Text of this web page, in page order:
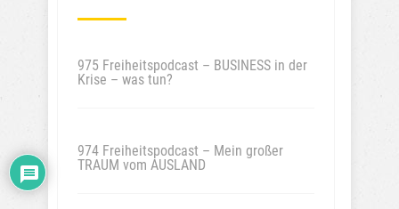
975 Freiheitspodcast – BUSINESS in der
Krise – was tun?
974 Freiheitspodcast – Mein großer
TRAUM vom AUSLAND